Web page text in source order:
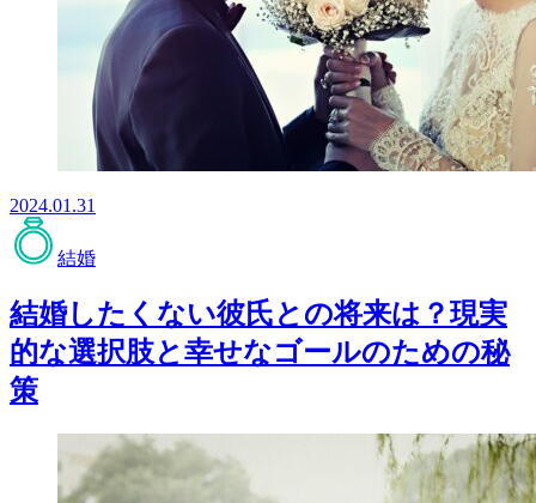
2024.01.31
結婚
結婚したくない彼氏との将来は？現実
的な選択肢と幸せなゴールのための秘
策